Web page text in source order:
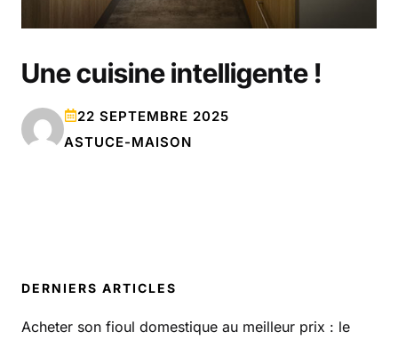
DERNIERS ARTICLES
Acheter son fioul domestique au meilleur prix : le
Une cuisine intelligente !
22 SEPTEMBRE 2025
ASTUCE-MAISON